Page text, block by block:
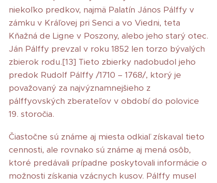
niekoľko predkov, najmä Palatín János Pálffy v
zámku v Kráľovej pri Senci a vo Viedni, teta
Kňažná de Ligne v Poszony, alebo jeho starý otec.
Ján Pálffy prevzal v roku 1852 len torzo bývalých
zbierok rodu.[13] Tieto zbierky nadobudol jeho
predok Rudolf Pálffy /1710 – 1768/, ktorý je
považovaný za najvýznamnejšieho z
pálffyovských zberateľov v období do polovice
19. storočia.
Čiastočne sú známe aj miesta odkiaľ získaval tieto
cennosti, ale rovnako sú známe aj mená osôb,
ktoré predávali prípadne poskytovali informácie o
možnosti získania vzácnych kusov. Pálffy musel